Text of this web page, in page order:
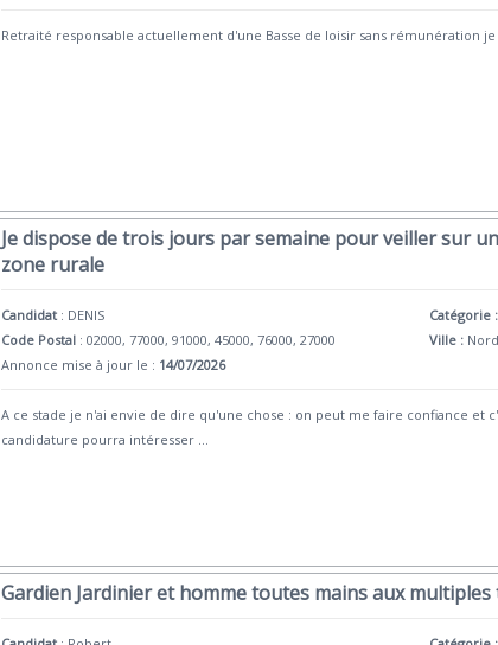
Retraité responsable actuellement d'une Basse de loisir sans rémunération
Je dispose de trois jours par semaine pour veiller sur
zone rurale
Candidat : DENIS
Code Postal : 02000, 77000, 91000, 45000, 76000, 27000
Annonce mise à jour le : 14/07/2026
Catégorie :
Ville :
A ce stade je n'ai envie de dire qu'une chose : on peut me faire confiance et
candidature pourra intéresser
Gardien Jardinier et homme toutes mains aux